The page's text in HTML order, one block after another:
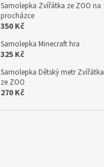
Samolepka Zvířátka ze ZOO na
procházce
350 Kč
Samolepka Minecraft hra
325 Kč
Samolepka Dětský metr Zvířátka
ze ZOO
270 Kč